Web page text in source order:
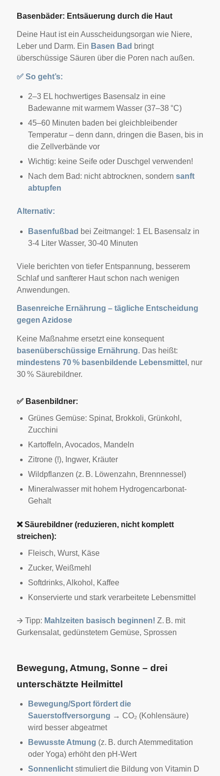
Basenbäder: Entsäuerung durch die Haut
Deine Haut ist ein Ausscheidungsorgan wie Niere,
Leber und Darm. Ein Basen Bad bringt
überschüssige Säuren über die Poren nach außen.
✅So geht’s:
2–3 EL hochwertiges Basensalz in eine
Badewanne mit warmem Wasser (37–38 °C)
45–60 Minuten baden bei gleichbleibender
Temperatur – denn dann, dringen die Basen, bis in
die Zellverbände vor
Wichtig: keine Seife oder Duschgel verwenden!
Nach dem Bad: nicht abtrocknen, sondern sanft
abtupfen
Alternativ:
Basenfußbad bei Zeitmangel: 1 EL Basensalz in
3-4 Liter Wasser, 30-40 Minuten
Viele berichten von tiefer Entspannung, besserem
Schlaf und sanfterer Haut schon nach wenigen
Anwendungen.
Basenreiche Ernährung – tägliche Entscheidung
gegen Azidose
Keine Maßnahme ersetzt eine konsequent
basenüberschüssige Ernährung. Das heißt:
mindestens 70 % basenbildende Lebensmittel , nur
30 % Säurebildner.
✅Basenbildner:
Grünes Gemüse: Spinat, Brokkoli, Grünkohl,
Zucchini
Kartoffeln, Avocados, Mandeln
Zitrone (!), Ingwer, Kräuter
Wildpflanzen (z. B. Löwenzahn, Brennnessel)
Mineralwasser mit hohem Hydrogencarbonat-
Gehalt
❌Säurebildner (reduzieren, nicht komplett
streichen):
Fleisch, Wurst, Käse
Zucker, Weißmehl
Softdrinks, Alkohol, Kaffee
Konservierte und stark verarbeitete Lebensmittel
🡪 Tipp: Mahlzeiten basisch beginnen! Z. B. mit
Gurkensalat, gedünstetem Gemüse, Sprossen
Bewegung, Atmung, Sonne – drei
unterschätzte Heilmittel
Bewegung/Sport fördert die
Sauerstoffversorgung → CO₂ (Kohlensäure)
wird besser abgeatmet
Bewusste Atmung (z. B. durch Atemmeditation
oder Yoga) erhöht den pH-Wert
Sonnenlichtstimuliert die Bildung von Vitamin D